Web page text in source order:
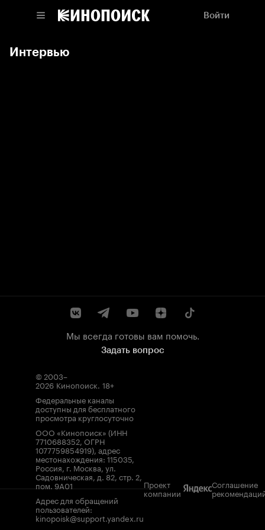
Войти
Интервью
Мы всегда готовы вам помочь.
Задать вопрос
© 2003–
2026 Кинопоиск. 18+
Федеральные каналы
доступны для бесплатного
просмотра круглосуточно
ООО «Кинопоиск» (ИНН
7710688352, ОГРН
1077759854919), адрес
местонахождения: 115035,
Россия, г. Москва, ул.
Садовническая, д. 82, стр. 2,
пом. 9А01
Адрес для обращений
пользователей:
kinopoisk@support.yandex.ru
Проект
компании
Соглашение